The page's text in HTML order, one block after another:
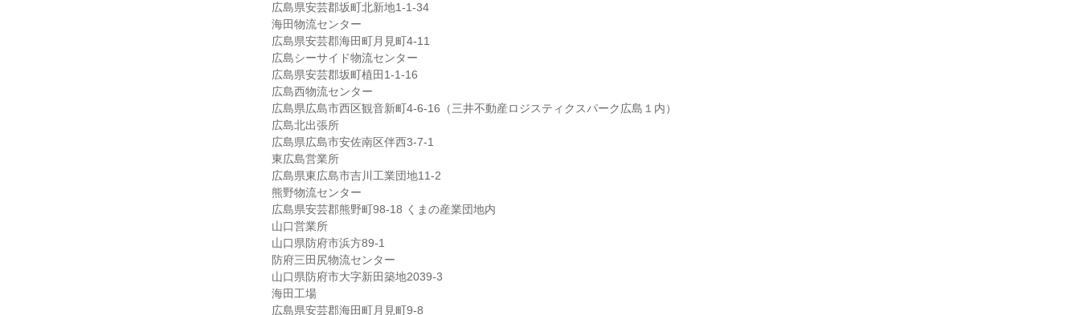
広島県安芸郡坂町北新地1-1-34
海田物流センター
広島県安芸郡海田町月見町4-11
広島シーサイド物流センター
広島県安芸郡坂町植田1-1-16
広島西物流センター
広島県広島市西区観音新町4-6-16（三井不動産ロジスティクスパーク広島１内）
広島北出張所
広島県広島市安佐南区伴西3-7-1
東広島営業所
広島県東広島市吉川工業団地11-2
熊野物流センター
広島県安芸郡熊野町98-18 くまの産業団地内
山口営業所
山口県防府市浜方89-1
防府三田尻物流センター
山口県防府市大字新田築地2039-3
海田工場
広島県安芸郡海田町月見町9-8